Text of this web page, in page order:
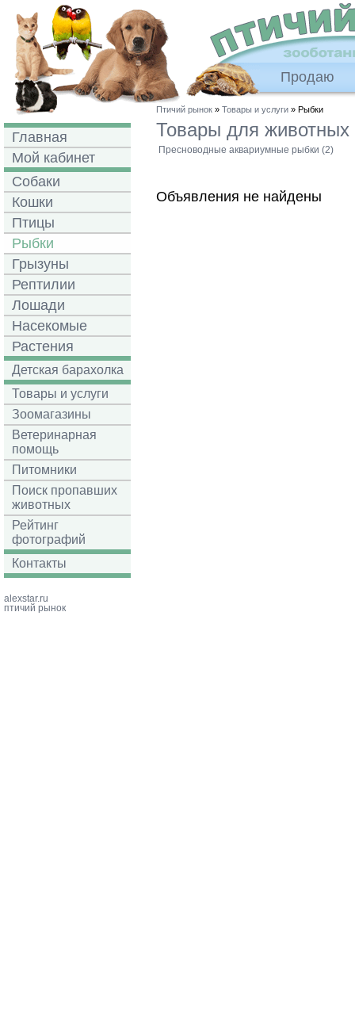
Продаю
Главная
Мой кабинет
Собаки
Кошки
Птицы
Рыбки
Грызуны
Рептилии
Лошади
Насекомые
Растения
Детская барахолка
Товары и услуги
Зоомагазины
Ветеринарная
помощь
Питомники
Поиск пропавших
животных
Рейтинг
фотографий
Контакты
Птичий рынок » Товары и услуги » Рыбки
Товары для животных
Пресноводные аквариумные рыбки (2)
Объявления не найдены
alexstar.ru
птичий рынок